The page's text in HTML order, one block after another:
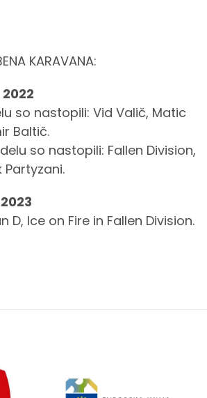
KARAVANA:
2022
so nastopili: Vid Valič, Matic
Baltič.
so nastopili: Fallen Division,
Partyzani.
D, Ice on Fire in Fallen Division.